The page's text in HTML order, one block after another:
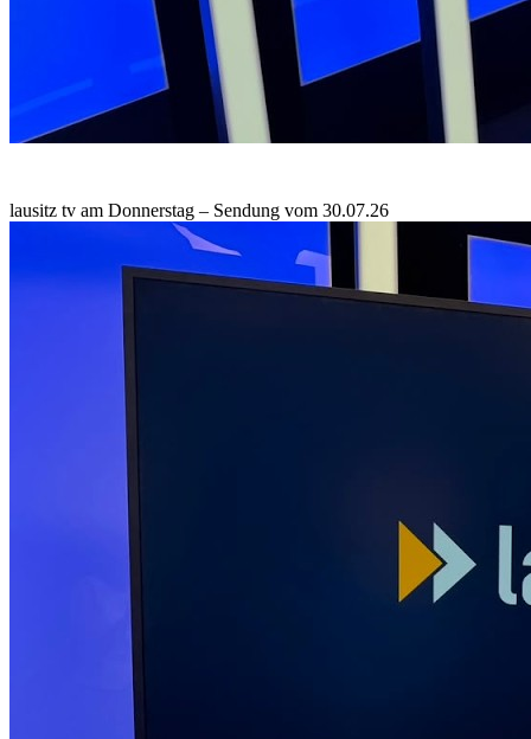
lausitz tv am Donnerstag – Sendung vom 30.07.26